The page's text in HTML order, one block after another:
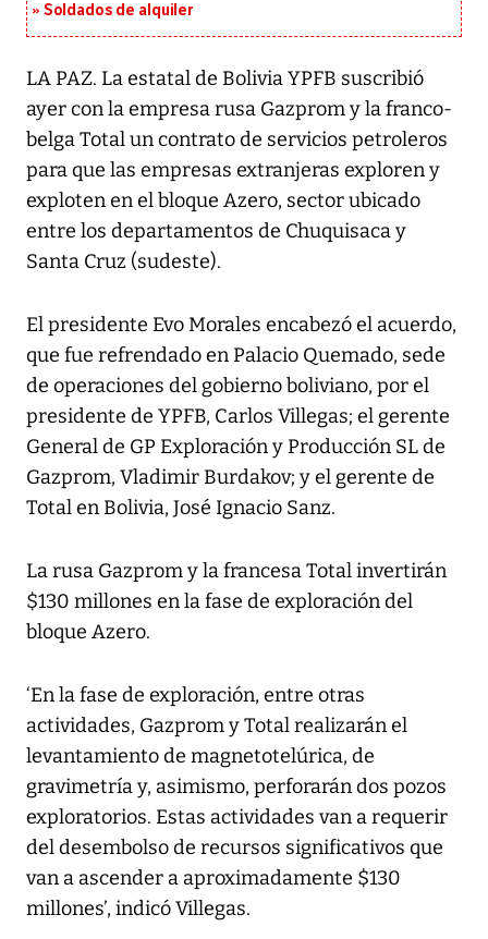
Soldados de alquiler
LA PAZ. La estatal de Bolivia YPFB suscribió
ayer con la empresa rusa Gazprom y la franco-
belga Total un contrato de servicios petroleros
para que las empresas extranjeras exploren y
exploten en el bloque Azero, sector ubicado
entre los departamentos de Chuquisaca y
Santa Cruz (sudeste).
El presidente Evo Morales encabezó el acuerdo,
que fue refrendado en Palacio Quemado, sede
de operaciones del gobierno boliviano, por el
presidente de YPFB, Carlos Villegas; el gerente
General de GP Exploración y Producción SL de
Gazprom, Vladimir Burdakov; y el gerente de
Total en Bolivia, José Ignacio Sanz.
La rusa Gazprom y la francesa Total invertirán
$130 millones en la fase de exploración del
bloque Azero.
‘En la fase de exploración, entre otras
actividades, Gazprom y Total realizarán el
levantamiento de magnetotelúrica, de
gravimetría y, asimismo, perforarán dos pozos
exploratorios. Estas actividades van a requerir
del desembolso de recursos significativos que
van a ascender a aproximadamente $130
millones’, indicó Villegas.